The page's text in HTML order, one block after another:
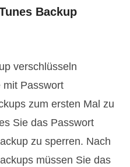
Backup
verschlüsseln
mit Passwort
zum ersten Mal zu
Sie das Passwort
zu sperren. Nach
müssen Sie das